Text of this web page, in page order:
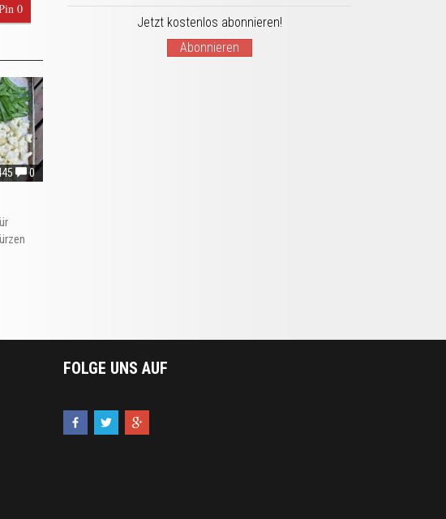
0
0
Jetzt kostenlos abonnieren!
Abonnieren
FOLGE UNS AUF